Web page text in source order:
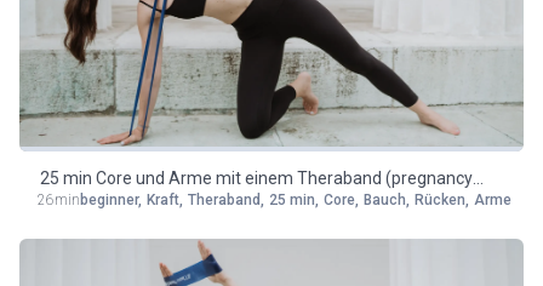
25 min Core und Arme mit einem Theraband (pregnancy
friendly)
26min beginner, Kraft, Theraband, 25 min, Core, Bauch, Rücken, Arme